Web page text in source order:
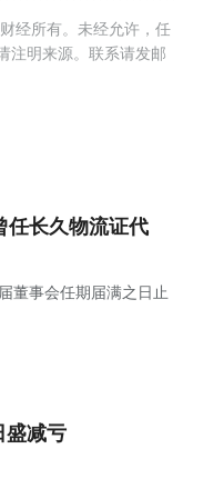
经所有。未经允许，任
注明来源。联系请发邮
任长久物流证代
董事会任期届满之日止
盛减亏